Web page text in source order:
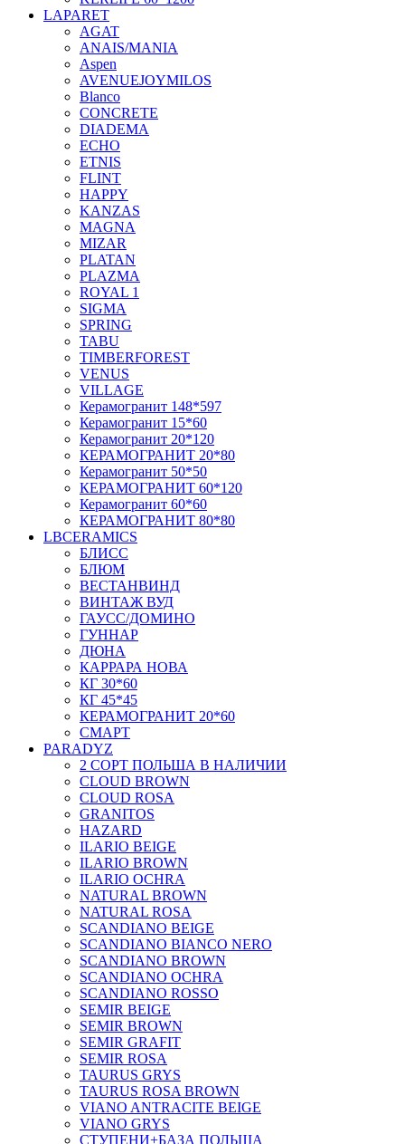
LAPARET
AGAT
ANAIS/MANIA
Aspen
AVENUEJOYMILOS
Blanco
CONCRETE
DIADEMA
ECHO
ETNIS
FLINT
HAPPY
KANZAS
MAGNA
MIZAR
PLATAN
PLAZMA
ROYAL 1
SIGMA
SPRING
TABU
TIMBERFOREST
VENUS
VILLAGE
Керамогранит 148*597
Керамогранит 15*60
Керамогранит 20*120
КЕРАМОГРАНИТ 20*80
Керамогранит 50*50
КЕРАМОГРАНИТ 60*120
Керамогранит 60*60
КЕРАМОГРАНИТ 80*80
LBCERAMICS
БЛИСС
БЛЮМ
ВЕСТАНВИНД
ВИНТАЖ ВУД
ГАУСС/ДОМИНО
ГУННАР
ДЮНА
КАРРАРА НОВА
КГ 30*60
КГ 45*45
КЕРАМОГРАНИТ 20*60
СМАРТ
PARADYZ
2 СОРТ ПОЛЬША В НАЛИЧИИ
CLOUD BROWN
CLOUD ROSA
GRANITOS
HAZARD
ILARIO BEIGE
ILARIO BROWN
ILARIO OCHRA
NATURAL BROWN
NATURAL ROSA
SCANDIANO BEIGE
SCANDIANO BIANCO NERO
SCANDIANO BROWN
SCANDIANO OCHRA
SCANDIANO ROSSO
SEMIR BEIGE
SEMIR BROWN
SEMIR GRAFIT
SEMIR ROSA
TAURUS GRYS
TAURUS ROSA BROWN
VIANO ANTRACITE BEIGE
VIANO GRYS
СТУПЕНИ+БАЗА ПОЛЬША